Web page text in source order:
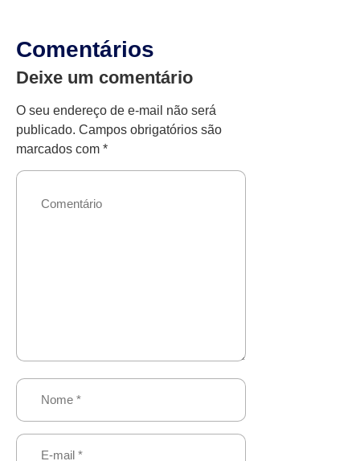
Comentários
Deixe um comentário
O seu endereço de e-mail não será
publicado. Campos obrigatórios são
marcados com *